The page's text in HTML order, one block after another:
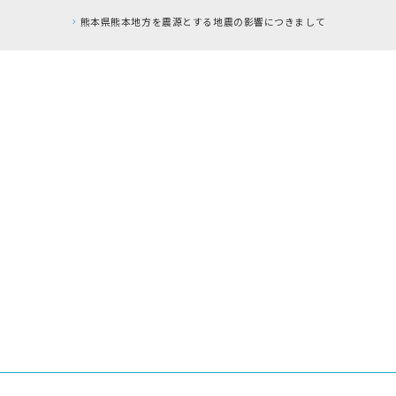
る地震の影響につきまして